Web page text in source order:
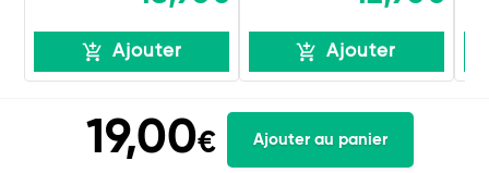
Ajouter Ajouter
19,00€ Ajouter au panier